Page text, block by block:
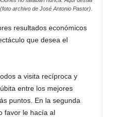
archivo de José Antonio Pastor).
resultados económicos
que desea el
a visita recíproca y
entre los mejores
puntos. En la segunda
favor le hacía al